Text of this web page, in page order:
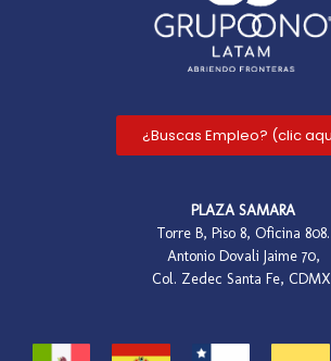
¿Buscas Empleo? (clic
PLAZA SAMARA
Torre B, Piso 8, Oficina 808.
Antonio Dovali Jaime 70,
Col. Zedec Santa Fe,